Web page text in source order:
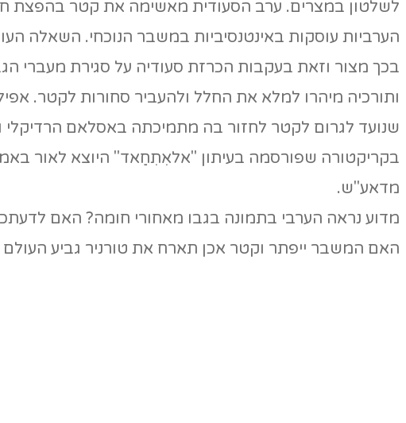
הערביות עוסקות באינטנסיביות במשבר הנוכחי.
בכך מצור וזאת בעקבות הכרזת סעודיה על סגירת מעברי
ותורכיה מיהרו למלא את החלל ולהעביר סחורות לקטר.
שנועד לגרום לקטר לחזור בה מתמיכתה באסלאם הרדיקלי
בקריקטורה שפורסמה בעיתון "אלאִתִחַאד" היוצא לאור
מדאע"ש.
מדוע נראה הערבי בתמונה בגבו מאחורי חומה? האם
האם המשבר ייפתר וקטר אכן תארח את טורניר גביע העולם בכדורגל –